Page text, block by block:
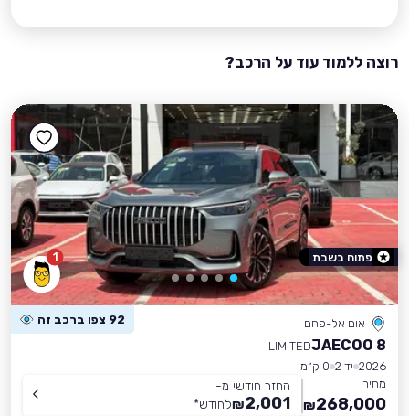
רוצה ללמוד עוד על הרכב?
1
אום אל-פחם 92 צפו ברכב זה
JAECOO 8
LIMITED
2026 יד 2
0 ק״מ
מחיר
268,000
₪
החזר חודשי מ-
2,001
₪לחודש*
פתוח בשבת